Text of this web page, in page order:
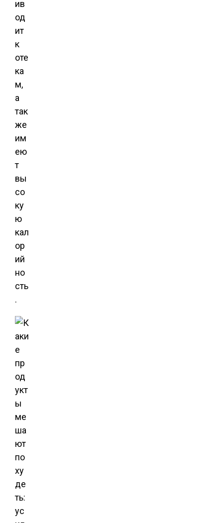
ив
од
ит
к
оте
ка
м,
а
так
же
им
ею
т
вы
со
ку
ю
кал
ор
ий
но
сть
.